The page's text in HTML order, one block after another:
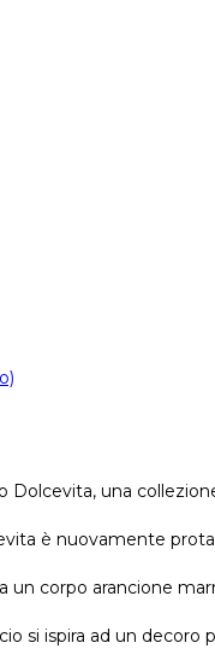
una
è nuovamente
un corpo arancione
si ispira ad un